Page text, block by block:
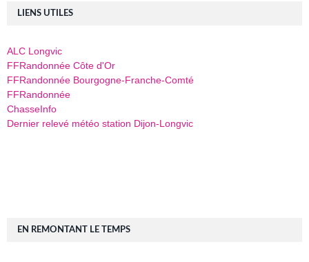
LIENS UTILES
ALC Longvic
FFRandonnée Côte d'Or
FFRandonnée Bourgogne-Franche-Comté
FFRandonnée
ChasseInfo
Dernier relevé météo station Dijon-Longvic
EN REMONTANT LE TEMPS